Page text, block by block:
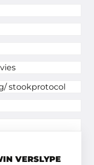
stookprotocol
VERSLYPE